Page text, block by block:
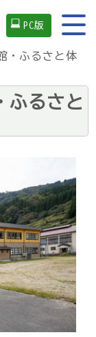
PC版
・ふるさと体
ふるさと